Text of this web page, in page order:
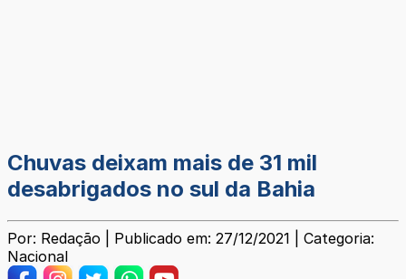
Chuvas deixam mais de 31 mil
desabrigados no sul da Bahia
Por: Redação | Publicado em: 27/12/2021 | Categoria:
Nacional